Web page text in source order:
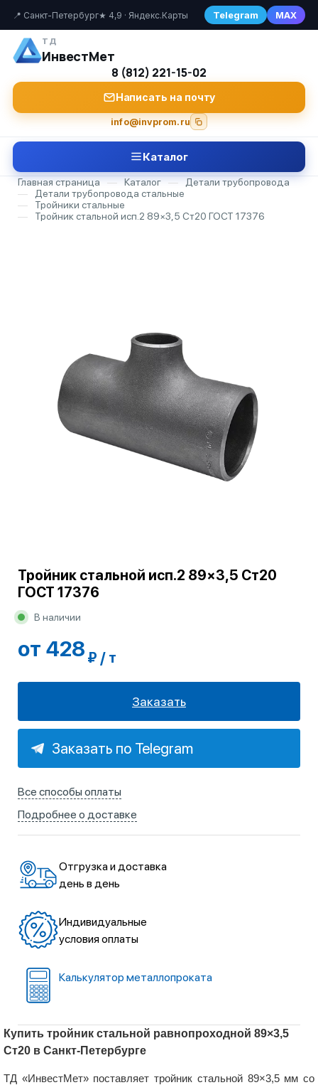
📍 Санкт-Петербург★ 4,9 · Яндекс.Карты Telegram MAX
ТД
ИнвестМет
8 (812) 221-15-02
Написать на почту
info@invprom.ru
Каталог
Главная страница — Каталог —
Детали трубопровода
—
Детали трубопровода стальные
—
Тройники стальные
—
Тройник стальной исп.2 89×3,5 Ст20 ГОСТ 17376
Тройник стальной исп.2 89×3,5 Ст20
ГОСТ 17376
В наличии
от 428 ₽ / т
Заказать
Заказать по Telegram
Все способы оплаты
Подробнее о доставке
Отгрузка и доставка
день в день
Индивидуальные
условия оплаты
Калькулятор металлопроката
Купить тройник стальной равнопроходной 89×3,5
Ст20 в Санкт-Петербурге
ТД «ИнвестМет» поставляет тройник стальной 89×3,5 мм со